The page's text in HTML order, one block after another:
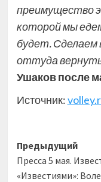
преимущество
которой мы
будет. Сделаем
оттуда
Ушаков после
Источник:
Навигация
записи
Предыдущий
Пресса 5 мая.
«Известиями»: